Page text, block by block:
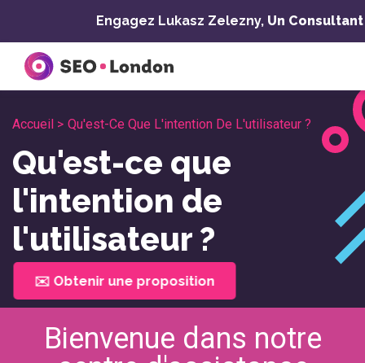
content
Engagez Lukasz Zelezny, Un
Accueil > Qu'est-Ce Que L'intention De L'utilisateur ?
Qu'est-ce que
l'intention de
l'utilisateur ?
✉️ Obtenir une proposition
Bienvenue dans notre